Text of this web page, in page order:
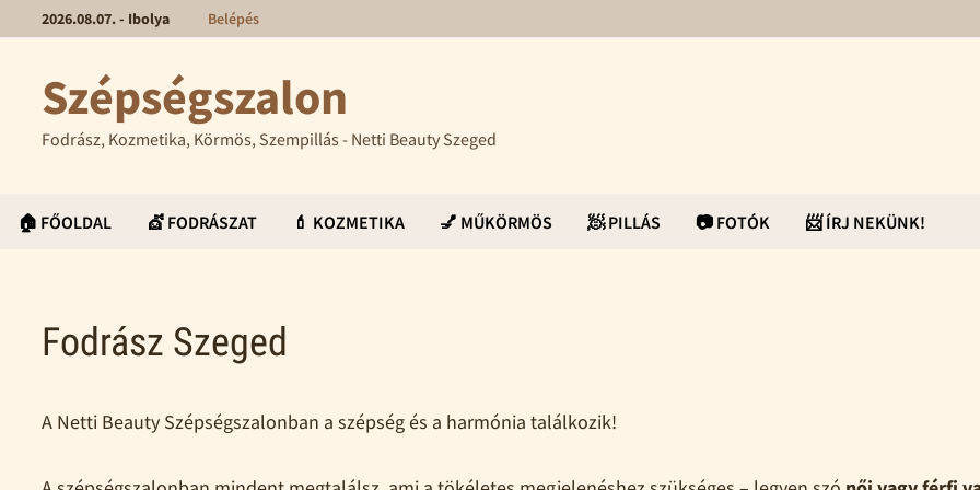
2026.08.07. - Ibolya Belépés
Szépségszalon
Fodrász, Kozmetika, Körmös, Szempillás - Netti Beauty Szeged
🏠 FŐOLDAL 💇 FODRÁSZAT 💄 KOZMETIKA 💅 MŰKÖRMÖS 🧖 PILLÁS 📷 FOTÓK 📨 ÍRJ NEKÜNK!
Fodrász Szeged
A Netti Beauty Szépségszalonban a szépség és a harmónia találkozik!